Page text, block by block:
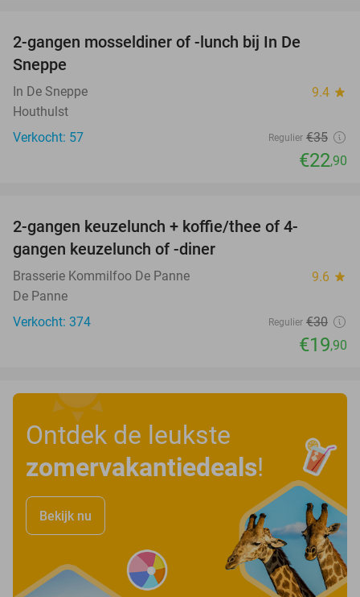
2-gangen mosseldiner of -lunch bij In De
Sneppe
In De Sneppe 9.4 star
Houthulst
Verkocht: 57
Regulier €35
€22,90
2-gangen keuzelunch + koffie/thee of 4-
gangen keuzelunch of -diner
Brasserie Kommilfoo De Panne 9.6 star
De Panne
Verkocht: 374
Regulier €30
€19,90
Ontdek de leukste
zomervakantiedeals!
Bekijk nu